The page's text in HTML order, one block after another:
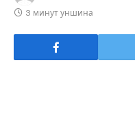
3 минут уншина